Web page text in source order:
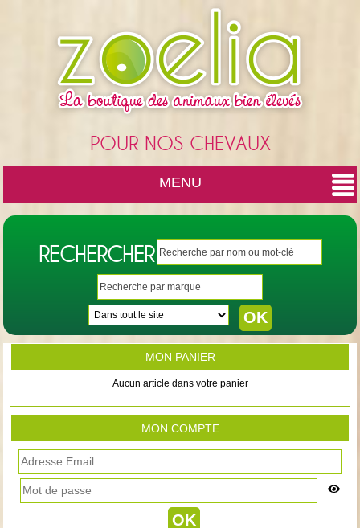
POUR NOS CHEVAUX
MENU
RECHERCHER
MON PANIER
Aucun article dans votre panier
MON COMPTE